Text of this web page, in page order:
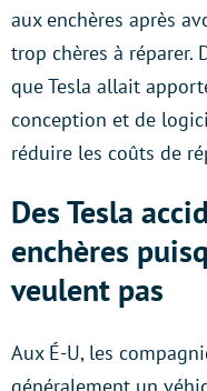
aux enchères après
trop chères à réparer.
que Tesla allait
conception et de
réduire les coûts de
Des Tesla
enchères
veulent pas
Aux É-U, les
généralement un